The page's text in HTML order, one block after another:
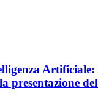
presentazione